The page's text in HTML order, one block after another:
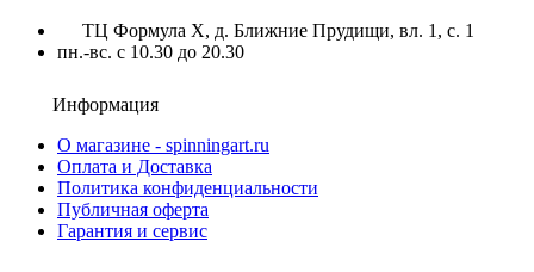
ТЦ Формула X, д. Ближние Прудищи, вл. 1, с. 1
пн.-вс. с 10.30 до 20.30
Информация
О магазине - spinningart.ru
Оплата и Доставка
Политика конфиденциальности
Публичная оферта
Гарантия и сервис